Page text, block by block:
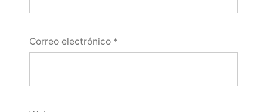
Correo electrónico *